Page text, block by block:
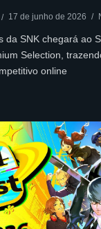
17 de junho de 2026
da SNK chegará ao
Selection,
online